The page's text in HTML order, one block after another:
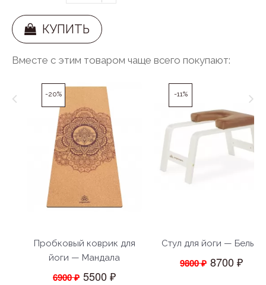
КУПИТЬ
Вместе с этим товаром чаще всего покупают:
-20%
Пробковый коврик для
йоги — Мандала
6900 ₽ 5500 ₽
-11%
Стул для йоги — Белый
9800 ₽ 8700 ₽